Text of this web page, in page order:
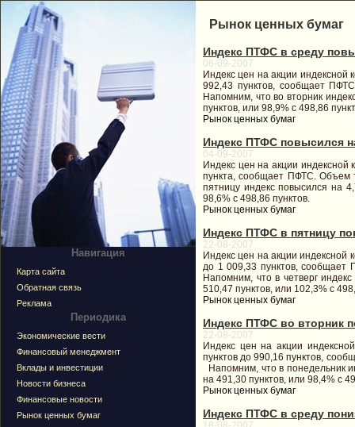
Навигация
Карта сайта
Обратная связь
Реклама
Периодика
Экономические вести
Финансовый менеджмент
Вклады и инвестиции
Новости бизнеса
Финансовые новости
Рынок ценных бумаг
Рынок ценных бумаг
Индекс ПТФС в среду
06-09-2007
Индекс цен на акции
992,43 пунктов, сообщает
Напомним, что во вторник
пунктов, или 98,9% с 498,86
Рынок ценных бумаг
Индекс ПТФС повысился
04-09-2007
Индекс цен на акции
пункта, сообщает ПФТС. Объем
пятницу индекс повысился на
98,6% с 498,86 пунктов.
Рынок ценных бумаг
Индекс ПТФС в пятницу
22-08-2007
Индекс цен на акции
до 1 009,33 пунктов, сообщает
Напомним, что в четверг
510,47 пунктов, или 102,3% с
Рынок ценных бумаг
Индекс ПТФС во вторник
22-08-2007
Индекс цен на акции
пунктов до 990,16 пунктов,
Напомним, что в понедельник
на 491,30 пунктов, или 98,4% с
Рынок ценных бумаг
Индекс ПТФС в среду